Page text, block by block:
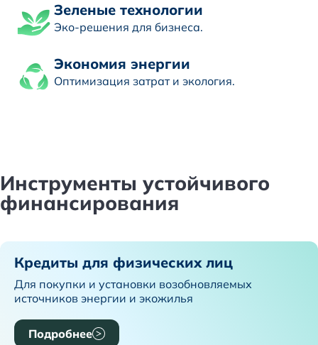
Зеленые технологии
Эко-решения для бизнеса.
Экономия энергии
Оптимизация затрат и экология.
Инструменты устойчивого
финансирования
Кредиты для физических лиц
Для покупки и установки возобновляемых
источников энергии и экожилья
Подробнее